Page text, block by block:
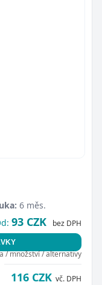
6 měs.
93 CZK bez DPH
/ množství / alternativy
116 CZK vč. DPH